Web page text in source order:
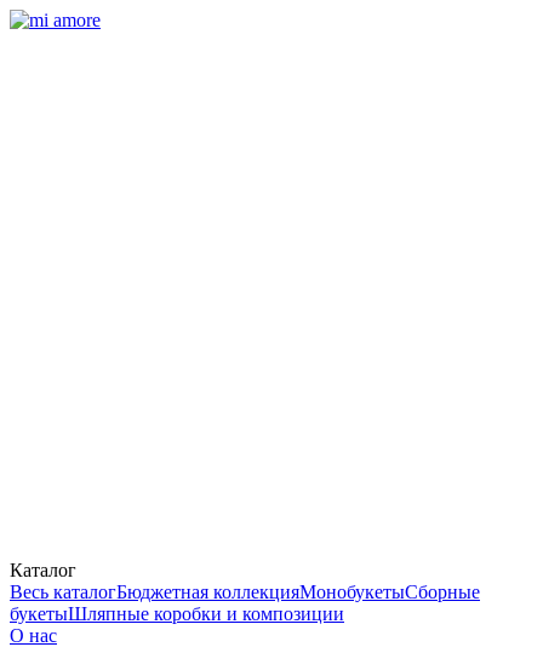
Каталог
Весь каталогБюджетная коллекцияМонобукетыСборные
букетыШляпные коробки и композиции
О нас